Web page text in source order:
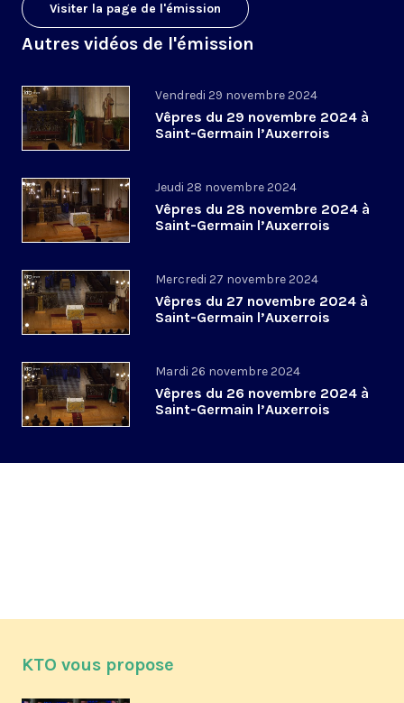
Visiter la page de l'émission
Autres vidéos de l'émission
Vendredi 29 novembre 2024
Vêpres du 29 novembre 2024 à
Saint-Germain l’Auxerrois
Jeudi 28 novembre 2024
Vêpres du 28 novembre 2024 à
Saint-Germain l’Auxerrois
Mercredi 27 novembre 2024
Vêpres du 27 novembre 2024 à
Saint-Germain l’Auxerrois
Mardi 26 novembre 2024
Vêpres du 26 novembre 2024 à
Saint-Germain l’Auxerrois
KTO vous propose